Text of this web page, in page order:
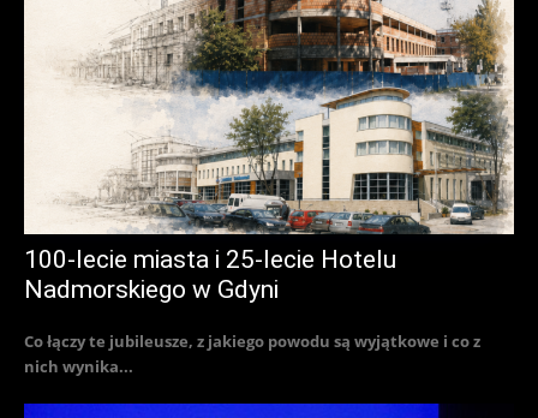
100-lecie miasta i 25-lecie Hotelu
Nadmorskiego w Gdyni
Co łączy te jubileusze, z jakiego powodu są wyjątkowe i co z
nich wynika...